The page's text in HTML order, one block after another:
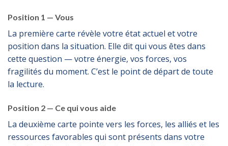
Position 1 — Vous
La première carte révèle votre état actuel et votre
position dans la situation. Elle dit qui vous êtes dans
cette question — votre énergie, vos forces, vos
fragilités du moment. C’est le point de départ de toute
la lecture.
Position 2 — Ce qui vous aide
La deuxième carte pointe vers les forces, les alliés et les
ressources favorables qui sont présents dans votre